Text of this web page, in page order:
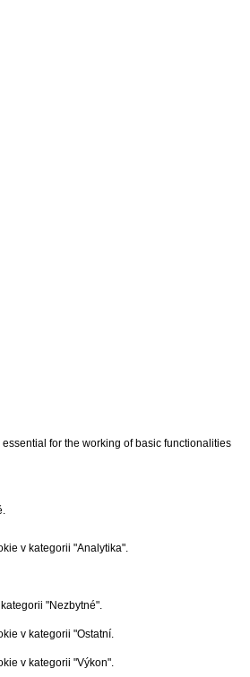
for the working of basic functionalities
v kategorii "Analytika".
"Nezbytné".
v kategorii "Ostatní.
v kategorii "Výkon".